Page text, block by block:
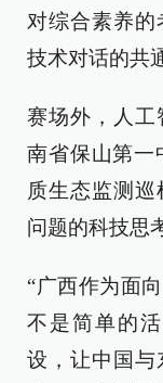
对综合素养的
技术对话的共
赛场外，人工
南省保山第一
质生态监测
问题的科技思
“广西作为面
不是简单的
设，让中国与